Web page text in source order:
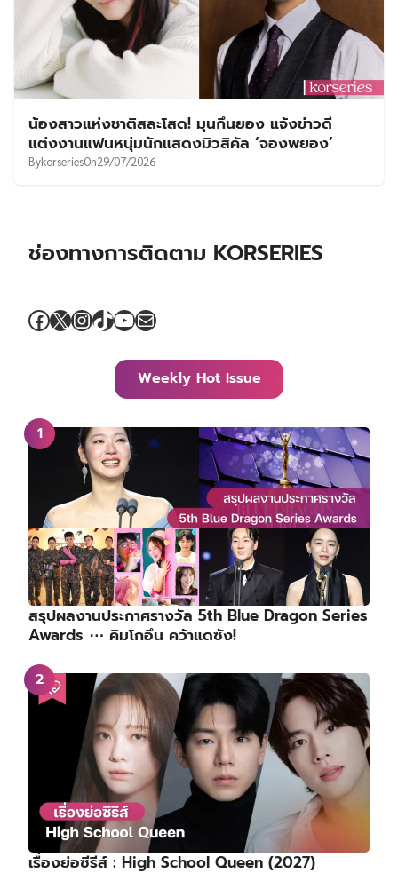
น้องสาวแห่งชาติสละโสด! มุนกึนยอง แจ้งข่าวดี
แต่งงานแฟนหนุ่มนักแสดงมิวสิคัล ‘จองพยอง’
BykorseriesOn29/07/2026
ช่องทางการติดตาม KORSERIES
Facebook
X Instagram
TikTok
YouTube
Mail
Weekly Hot Issue
สรุปผลงานประกาศรางวัล 5th Blue Dragon Series
Awards ⋯ คิมโกอึน คว้าแดซัง!
เรื่องย่อซีรีส์ : High School Queen (2027)